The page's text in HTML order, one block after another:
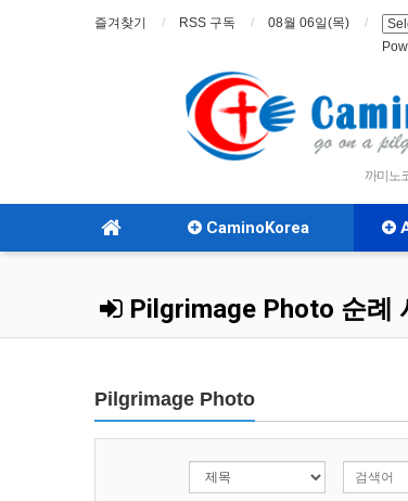
즐겨찾기 RSS 구독
08월 06일(목)
까미노
CaminoKorea
Pilgrimage Photo 순례
Pilgrimage Photo